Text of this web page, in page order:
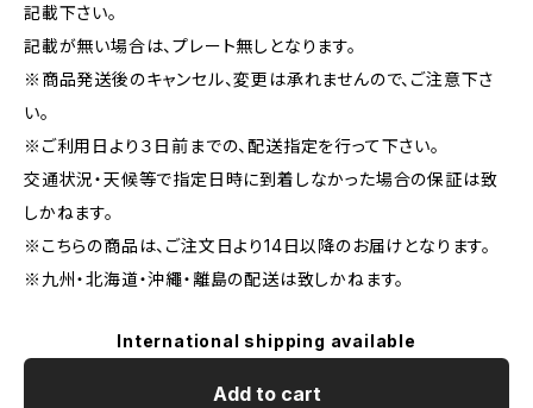
記載下さい。
記載が無い場合は、プレート無しとなります。
※商品発送後のキャンセル、変更は承れませんので、ご注意下さ
い。
※ご利用日より３日前までの、配送指定を行って下さい。
交通状況・天候等で指定日時に到着しなかった場合の保証は致
しかねます。
※こちらの商品は、ご注文日より14日以降のお届けとなります。
※九州・北海道・沖繩・離島の配送は致しかねます。
International shipping available
Add to cart